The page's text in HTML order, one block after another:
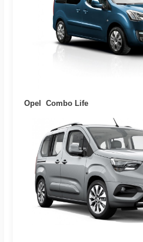
Opel Combo Life